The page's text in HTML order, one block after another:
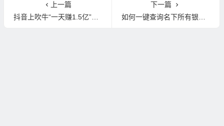
上一篇
抖音上吹牛“一天赚1.5亿”被罚款20万
下一篇
如何一键查询名下所有银行卡？附详细图文教程